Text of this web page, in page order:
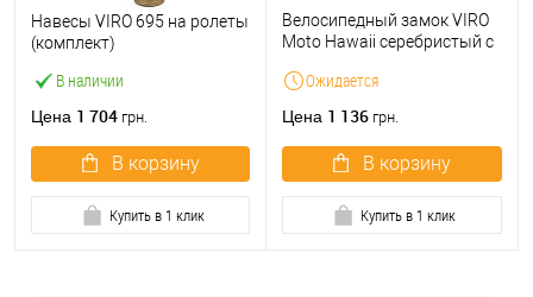
В наличии
Навесы VIRO 695 на ролеты
(комплект)
Цена 1 704 грн.
В корзину
Купить в 1 клик
Ожидается
Велосипедный замок VIRO
Moto Hawaii серебристый с
Цена 1 136 грн.
В корзину
Купить в 1 клик